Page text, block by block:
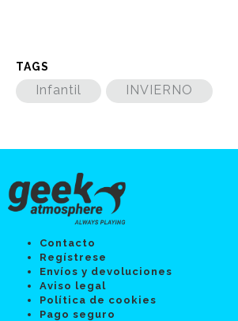
TAGS
Infantil INVIERNO
Contacto
Regístrese
Envíos y devoluciones
Aviso legal
Política de cookies
Pago seguro